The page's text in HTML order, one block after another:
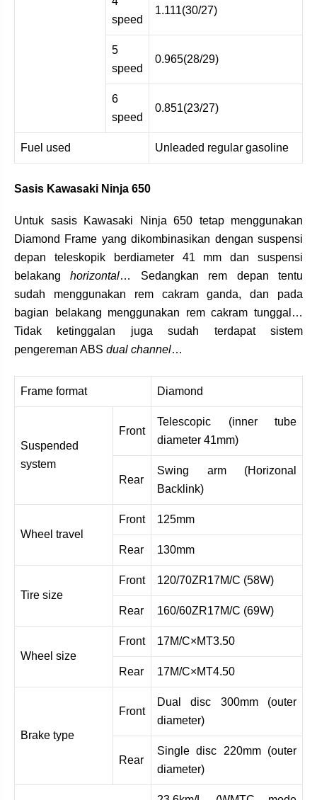
speed
1.111(30/27)
5
speed
0.965(28/29)
6
speed
0.851(23/27)
Fuel used Unleaded regular gasoline
Sasis Kawasaki Ninja 650
Untuk sasis Kawasaki Ninja 650 tetap menggunakan
Diamond Frame yang dikombinasikan dengan suspensi
depan teleskopik berdiameter 41 mm dan suspensi
belakanghorizontal… Sedangkan rem depan tentu
sudah menggunakan rem cakram ganda, dan pada
bagian belakang menggunakan rem cakram tunggal…
Tidak ketinggalan juga sudah terdapat sistem
pengereman ABS dual channel…
Frame format Diamond
Suspended
system
Front
Telescopic (inner tube
diameter 41mm)
Rear
Swing arm (Horizonal
Backlink)
Wheel travel
Front 125mm
Rear 130mm
Tire size
Front 120/70ZR17M/C (58W)
Rear 160/60ZR17M/C (69W)
Wheel size
Front 17M/C×MT3.50
Rear 17M/C×MT4.50
Brake type
Front
Dual disc 300mm (outer
diameter)
Rear
Single disc 220mm (outer
diameter)